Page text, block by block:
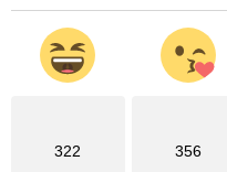
356
322